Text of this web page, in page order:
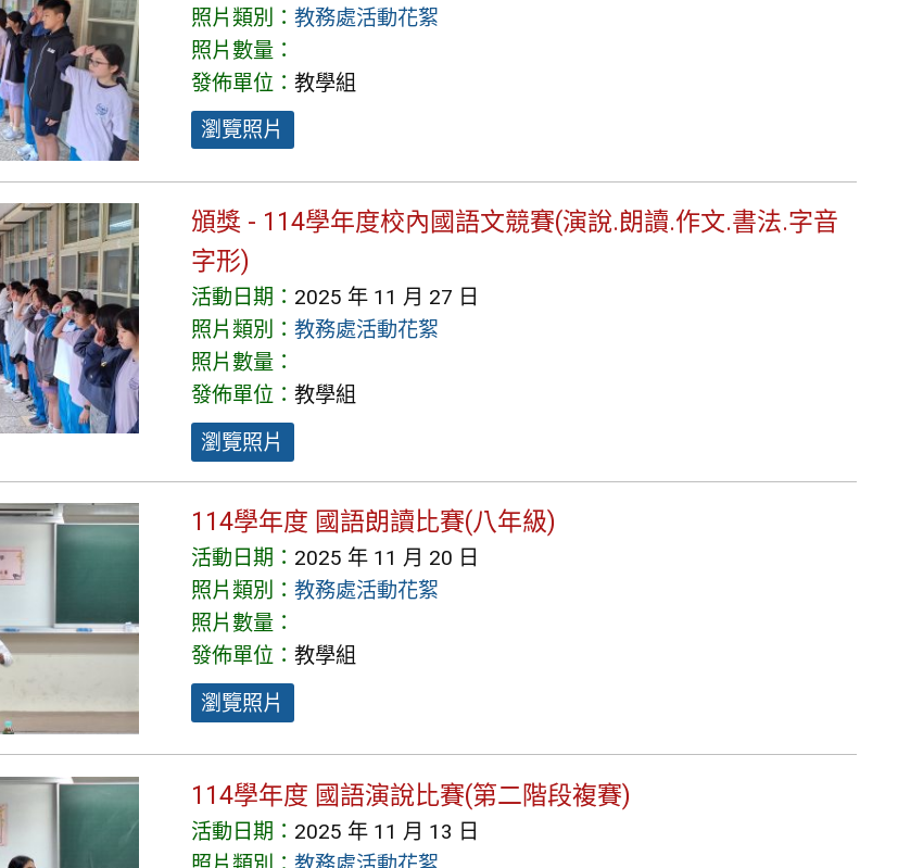
照片類別： 教務處活動花絮
照片數量：
發佈單位： 教學組
瀏覽照片
頒獎 - 114學年度校內國語文競賽(演說.朗讀.作文.書法.字音
字形)
活動日期： 2025 年 11 月 27 日
照片類別： 教務處活動花絮
照片數量：
發佈單位： 教學組
瀏覽照片
114學年度 國語朗讀比賽(八年級)
活動日期： 2025 年 11 月 20 日
照片類別： 教務處活動花絮
照片數量：
發佈單位： 教學組
瀏覽照片
114學年度 國語演說比賽(第二階段複賽)
活動日期： 2025 年 11 月 13 日